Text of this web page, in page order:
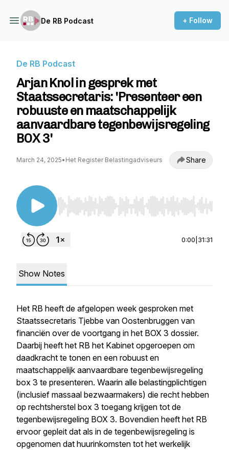
De RB Podcast + Follow
De RB Podcast
Arjan Knol in gesprek met
Staatssecretaris: 'Presenteer een
robuuste en maatschappelijk
aanvaardbare tegenbewijsregeling
BOX 3'
March 24, 2025• Het Register Belastingadviseurs Share
Use Left/Right to seek, Home/End to jump to
0:00 31:31
Show Notes
Het RB heeft de afgelopen week gesproken met
Staatssecretaris Tjebbe van Oostenbruggen van
financiën over de voortgang in het BOX 3 dossier.
Daarbij heeft het RB het Kabinet opgeroepen om
daadkracht te tonen en een robuust en
maatschappelijk aanvaardbare tegenbewijsregeling
box 3 te presenteren. Waarin alle belastingplichtigen
(inclusief massaal bezwaarmakers) die recht hebben
op rechtsherstel box 3 toegang krijgen tot de
tegenbewijsregeling BOX 3. Bovendien heeft het RB
ervoor gepleit dat als in de tegenbewijsregeling is
opgenomen dat huurinkomsten tot het werkelijk